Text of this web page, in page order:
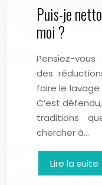
Puis-je
moi ?
Pensiez-
des
faire le
C’est
traditions
chercher à…
Lire la suite